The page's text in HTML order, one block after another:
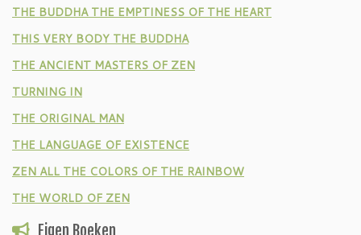
THE BUDDHA THE EMPTINESS OF THE HEART
THIS VERY BODY THE BUDDHA
THE ANCIENT MASTERS OF ZEN
TURNING IN
THE ORIGINAL MAN
THE LANGUAGE OF EXISTENCE
ZEN ALL THE COLORS OF THE RAINBOW
THE WORLD OF ZEN
Eigen Boeken